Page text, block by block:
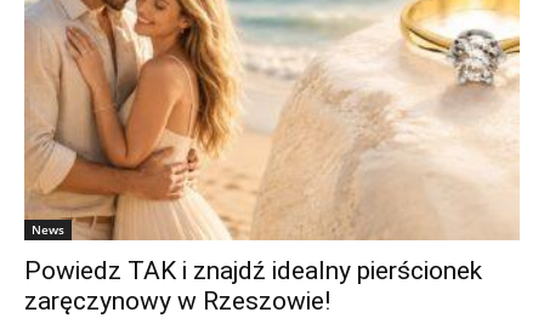
News
Powiedz TAK i znajdź idealny pierścionek
zaręczynowy w Rzeszowie!